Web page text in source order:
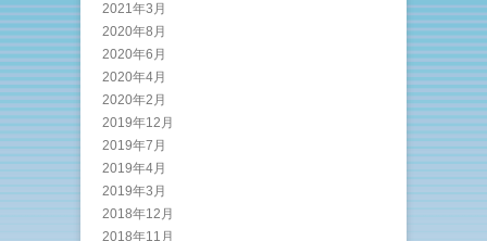
2021年3月
2020年8月
2020年6月
2020年4月
2020年2月
2019年12月
2019年7月
2019年4月
2019年3月
2018年12月
2018年11月